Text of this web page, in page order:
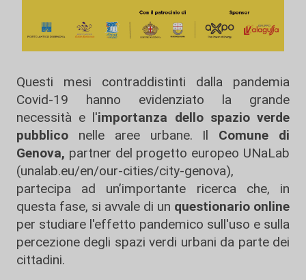
Questi mesi contraddistinti dalla pandemia
Covid-19 hanno evidenziato la grande
necessità e l'importanza dello spazio verde
pubblico nelle aree urbane. Il Comune di
Genova, partner del progetto europeo UNaLab
(unalab.eu/en/our-cities/city-genova),
partecipa ad un’importante ricerca che, in
questa fase, si avvale di un questionario online
per studiare l'effetto pandemico sull'uso e sulla
percezione degli spazi verdi urbani da parte dei
cittadini.